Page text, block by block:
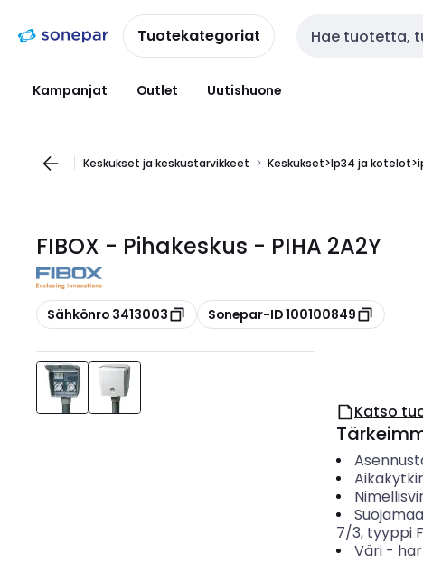
navigointiinsisältöönTuotekategoriat Haku
Kampanjat Outlet Uutishuone
Keskukset ja keskustarvikkeet Keskukset>Ip34 ja
FIBOX - Pihakeskus - PIHA 2A2Y
Kopioi
Sähkönro 3413003 Kopioi
Sonepar-ID 100100849
Katso
7/3, tyyppi
Väri-